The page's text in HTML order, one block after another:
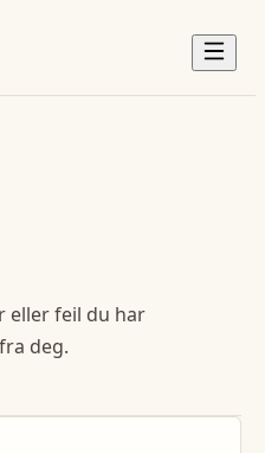
eller feil du har
deg.